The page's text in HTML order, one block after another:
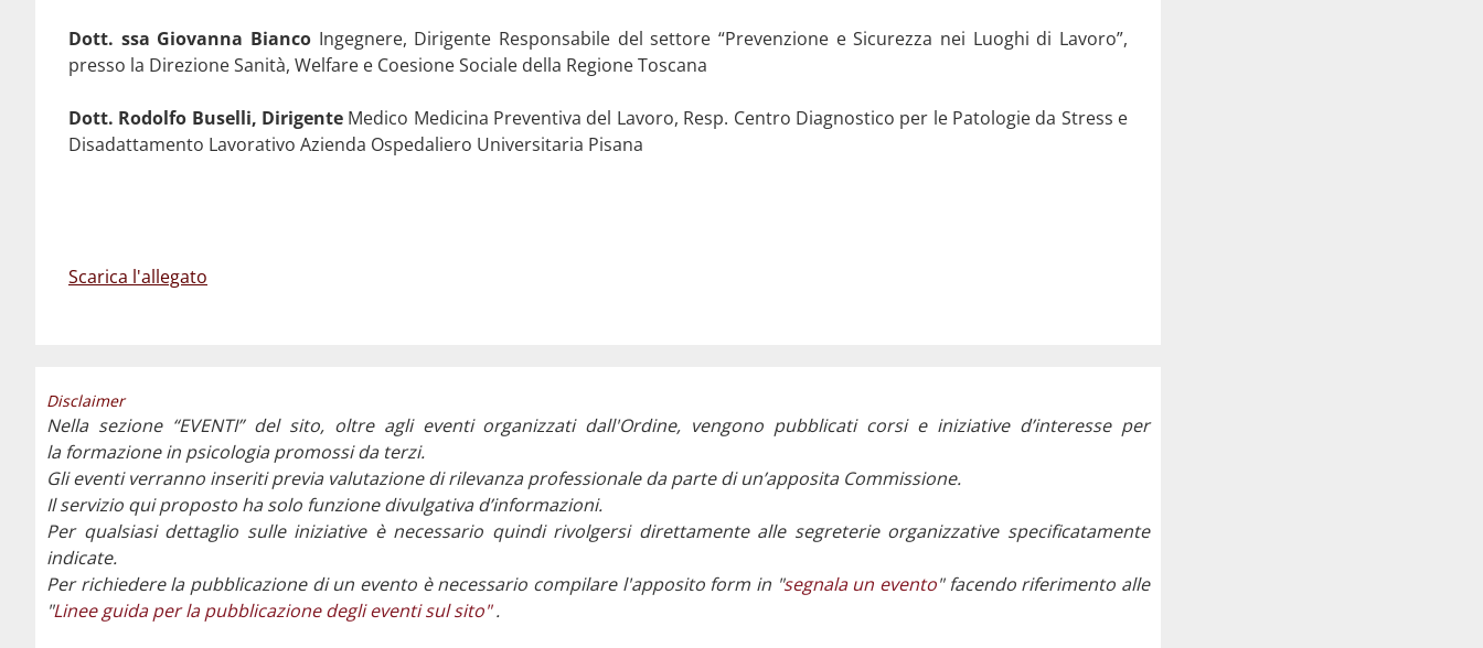
Dott. ssa Giovanna Bianco Ingegnere, Dirigente Responsabile del settore “Prevenzione e Sicurezza nei Luoghi di Lavoro”,
presso la Direzione Sanità, Welfare e Coesione Sociale della Regione Toscana
Dott. Rodolfo Buselli, Dirigente Medico Medicina Preventiva del Lavoro, Resp. Centro Diagnostico per le Patologie da Stress e
Disadattamento Lavorativo Azienda Ospedaliero Universitaria Pisana
Scarica l'allegato
Disclaimer
Nella sezione “EVENTI” del sito, oltre agli eventi organizzati dall'Ordine, vengono pubblicati corsi e iniziative d’interesse per
la formazione in psicologia promossi da terzi.
Gli eventi verranno inseriti previa valutazione di rilevanza professionale da parte di un’apposita Commissione.
Il servizio qui proposto ha solo funzione divulgativa d’informazioni.
Per qualsiasi dettaglio sulle iniziative è necessario quindi rivolgersi direttamente alle segreterie organizzative specificatamente
indicate.
Per richiedere la pubblicazione di un evento è necessario compilare l'apposito form in "segnala un evento" facendo riferimento alle
"Linee guida per la pubblicazione degli eventi sul sito".